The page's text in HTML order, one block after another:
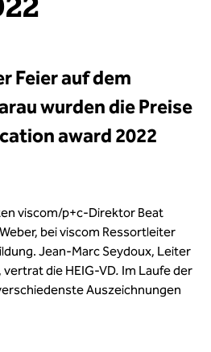
Feier auf dem
wurden die Preise
award 2022
viscom/p+c-Direktor Beat
bei viscom Ressortleiter
Jean-Marc Seydoux, Leiter
vertrat die HEIG-VD. Im Laufe der
Auszeichnungen